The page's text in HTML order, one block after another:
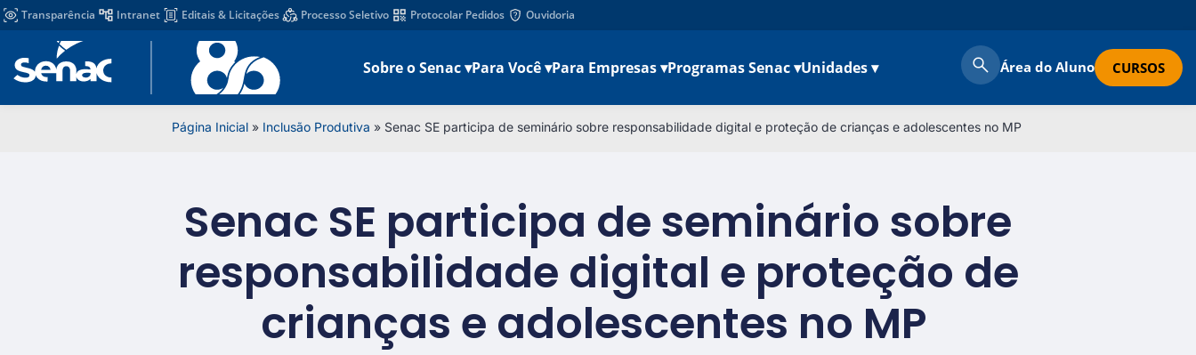
Transparência Intranet Editais & Licitações Processo Seletivo Protocolar Pedidos Ouvidoria
Sobre o Senac ▾Para Você ▾Para Empresas ▾Programas Senac ▾Unidades ▾ Área do Aluno CURSOS
Página Inicial» Inclusão Produtiva » Senac SE participa de seminário sobre responsabilidade digital e proteção de crianças e adolescentes no MP
Senac SE participa de seminário sobre
responsabilidade digital e proteção de
crianças e adolescentes no MP